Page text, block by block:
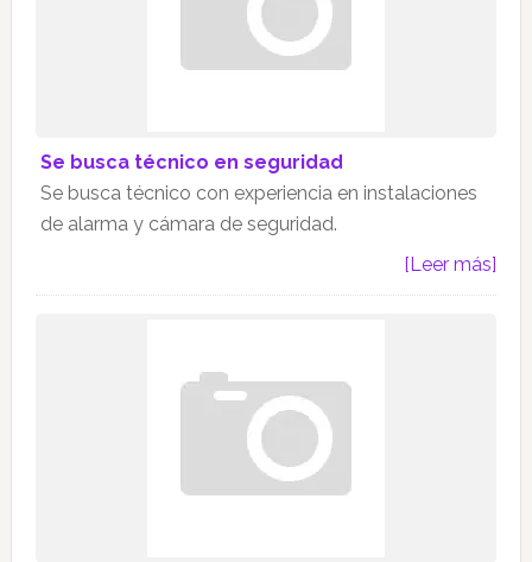
Se busca técnico en seguridad
Se busca técnico con experiencia en instalaciones
de alarma y cámara de seguridad.
[Leer más]